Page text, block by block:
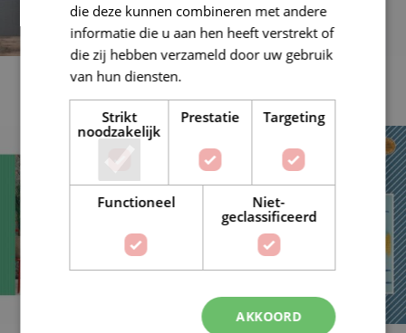
HAAKBOEKEN
20 producten 71 producten
die deze kunnen combineren met andere
informatie die u aan hen heeft verstrekt of
die zij hebben verzameld door uw gebruik
van hun diensten.
Strikt
noodzakelijk
Prestatie Targeting
Functioneel
Niet-
geclassificeerd
AKKOORD